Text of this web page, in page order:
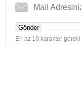
Gönder
En az 10 karakter gerekli